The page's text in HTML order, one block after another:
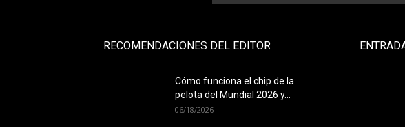
RECOMENDACIONES DEL EDITOR
Cómo funciona el chip de la
pelota del Mundial 2026 y...
06/18/2026